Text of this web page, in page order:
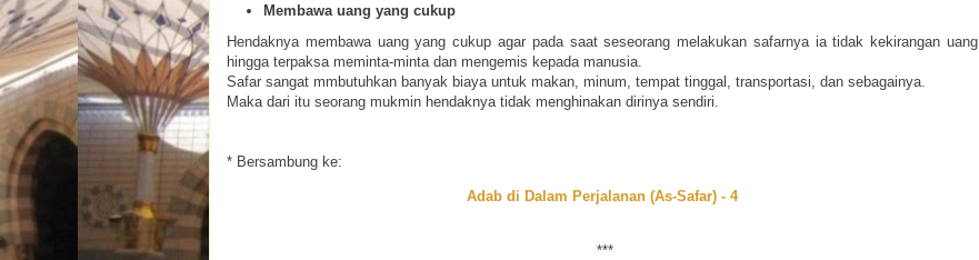
Membawa uang yang cukup
Hendaknya membawa uang yang cukup agar pada saat seseorang melakukan safarnya ia tidak kekirangan uang
hingga terpaksa meminta-minta dan mengemis kepada manusia.
Safar sangat mmbutuhkan banyak biaya untuk makan, minum, tempat tinggal, transportasi, dan sebagainya.
Maka dari itu seorang mukmin hendaknya tidak menghinakan dirinya sendiri.
* Bersambung ke:
Adab di Dalam Perjalanan (As-Safar) - 4
***